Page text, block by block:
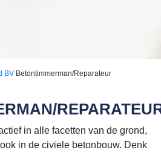
BV Betontimmerman/Reparateur
in alle facetten van de grond,
in de civiele betonbouw. Denk